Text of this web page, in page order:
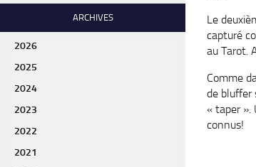
Le
capturé
au Tarot.
Comme
de bluffer
« taper ».
connus!
ARCHIVES
2026
2025
2024
2023
2022
2021